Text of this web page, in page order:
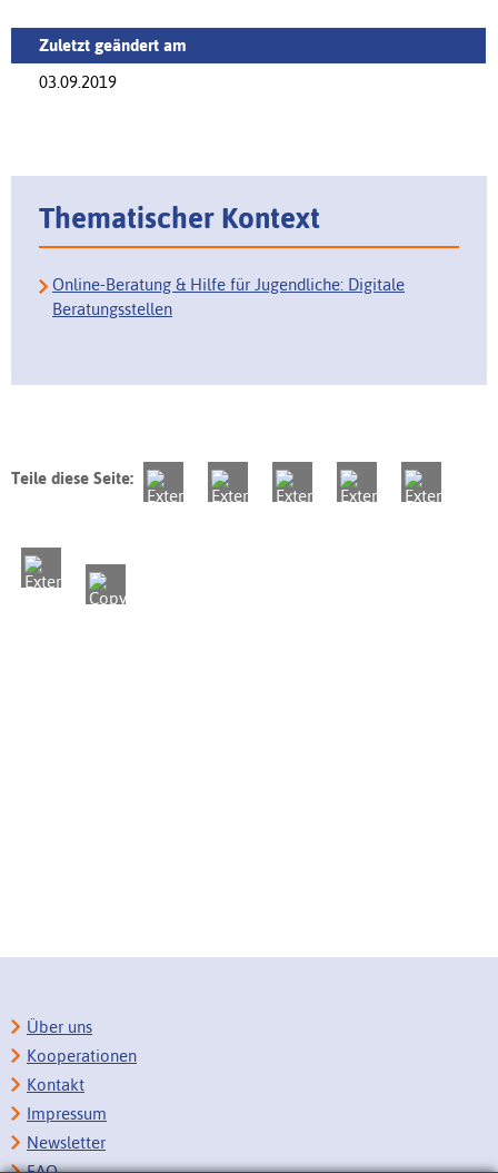
Zuletzt geändert am
03.09.2019
Thematischer Kontext
Online-Beratung & Hilfe für Jugendliche: Digitale
Beratungsstellen
Teile diese Seite:
Über uns
Kooperationen
Kontakt
Impressum
Newsletter